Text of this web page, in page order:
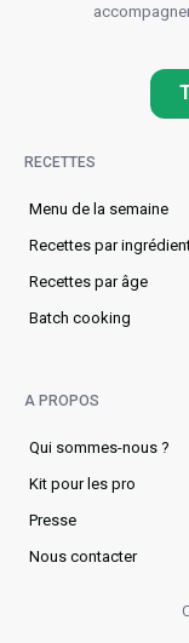
RECETTES
Menu de la semaine​
Recettes par
Recettes par âge
Batch cooking
A PROPOS
Qui sommes-nous ?
Kit pour les pro
Presse
Nous contacter